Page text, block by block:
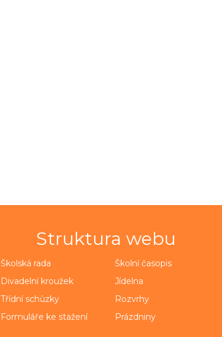
Struktura webu
Školská rada Školní časopis
Divadelní kroužek Jídelna
Třídní schůzky Rozvrhy
Formuláře ke stažení Prázdniny